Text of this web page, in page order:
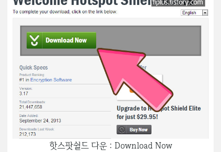
핫스팟쉴드 다운 : Download Now